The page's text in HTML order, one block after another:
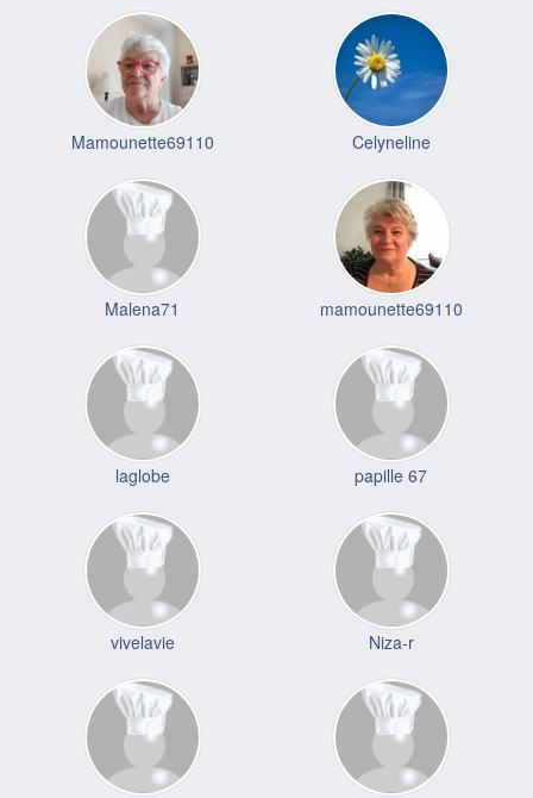
Mamounette69110 Celyneline
Malena71 mamounette69110
laglobe papille 67
vivelavie Niza-r